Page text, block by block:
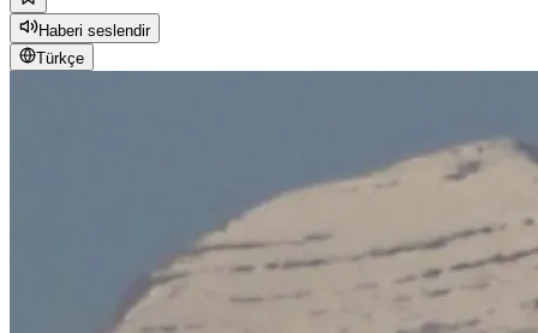
Haberi seslendir
Türkçe